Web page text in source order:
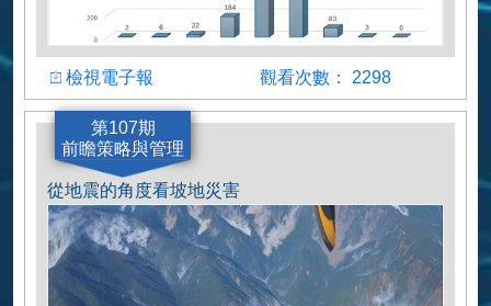
李易諭
檢視檢視電子報 觀看人數
觀看次數： 2298
第107期
前瞻策略與管理
從地震的角度看坡地災害